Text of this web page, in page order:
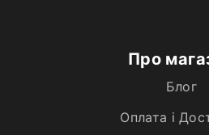
Про
Блог
Оплата і